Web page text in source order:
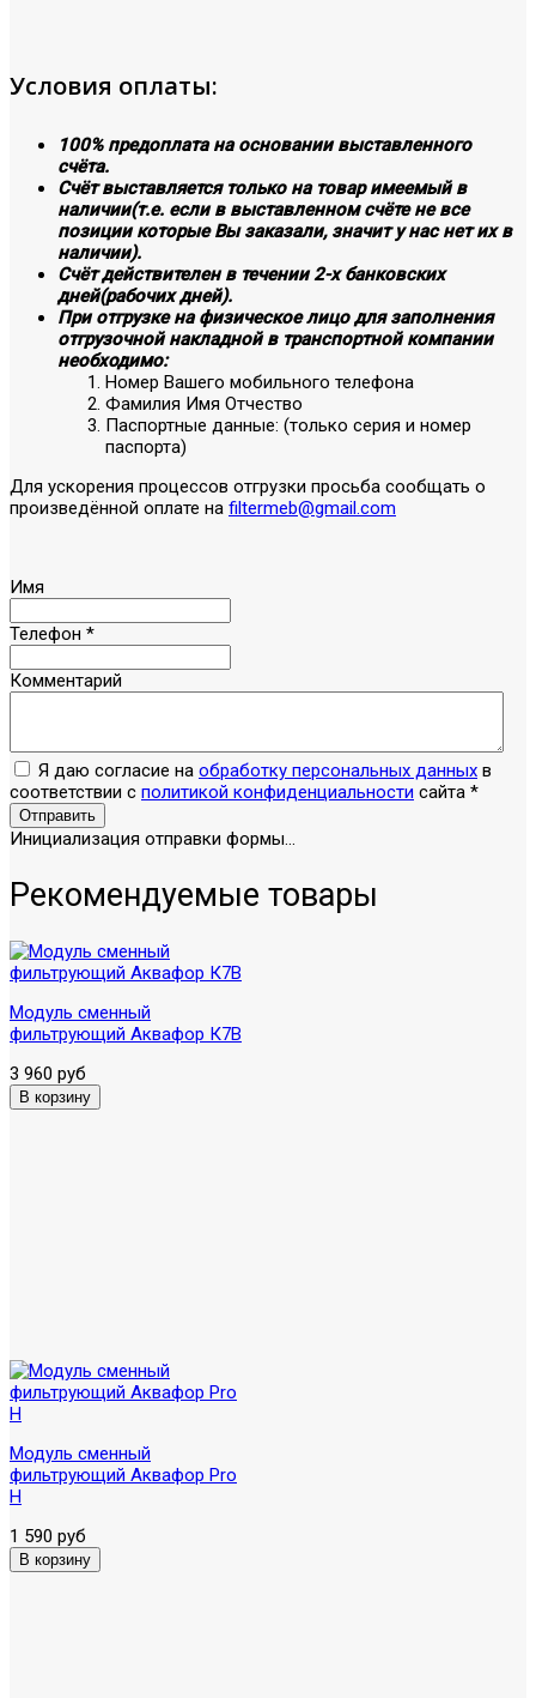
Условия оплаты:
100% предоплата на основании выставленного
счёта.
Счёт выставляется только на товар имеемый в
наличии(т.е. если в выставленном счёте не все
позиции которые Вы заказали, значит у нас нет их в
наличии).
Счёт действителен в течении 2-х банковских
дней(рабочих дней).
При отгрузке на физическое лицо для заполнения
отгрузочной накладной в транспортной компании
необходимо:
Номер Вашего мобильного телефона
Фамилия Имя Отчество
Паспортные данные: (только серия и номер
паспорта)
Для ускорения процессов отгрузки просьба сообщать о
произведённой оплате на filtermeb@gmail.com
Имя
Телефон *
Комментарий
Я даю согласие на обработку персональных данных в
соответствии с политикой конфиденциальности сайта *
Отправить
Инициализация отправки формы...
Рекомендуемые товары
Модуль сменный
фильтрующий Аквафор К7В
3 960 руб
Модуль сменный
фильтрующий Аквафор Pro
H
1 590 руб